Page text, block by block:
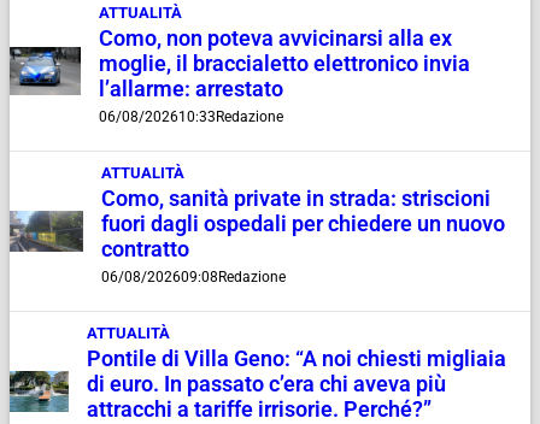
ATTUALITÀ
Como, non poteva avvicinarsi alla ex
moglie, il braccialetto elettronico invia
l’allarme: arrestato
06/08/202610:33 Redazione
ATTUALITÀ
Como, sanità private in strada: striscioni
fuori dagli ospedali per chiedere un nuovo
contratto
06/08/202609:08 Redazione
ATTUALITÀ
Pontile di Villa Geno: “A noi chiesti migliaia
di euro. In passato c’era chi aveva più
attracchi a tariffe irrisorie. Perché?”